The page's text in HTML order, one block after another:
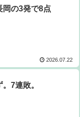
岡の3発で8点
2026.07.22
7連敗。